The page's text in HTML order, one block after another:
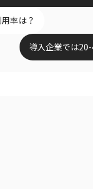
率は？
導入企業では20-